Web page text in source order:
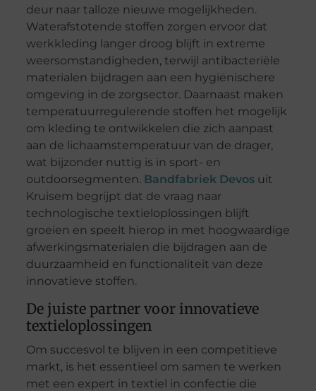
deur naar talloze nieuwe mogelijkheden.
Waterafstotende stoffen zorgen ervoor dat
werkkleding langer droog blijft in extreme
weersomstandigheden, terwijl antibacteriële
materialen bijdragen aan een hygiënischere
omgeving in de zorgsector. Daarnaast maken
temperatuurregulerende stoffen het mogelijk
om kleding te ontwikkelen die zich aanpast
aan de lichaamstemperatuur van de drager,
wat bijzonder nuttig is in sport- en
outdoorsegmenten. Bandfabriek Devosuit
Kruisem begrijpt dat de vraag naar
technologische textieloplossingen blijft
groeien en speelt hierop in met hoogwaardige
afwerkingsmaterialen die bijdragen aan de
duurzaamheid en functionaliteit van deze
innovatieve stoffen.
De juiste partner voor innovatieve
textieloplossingen
Om succesvol te blijven in een competitieve
markt, is het essentieel om samen te werken
met een expert in textiel in confectie die